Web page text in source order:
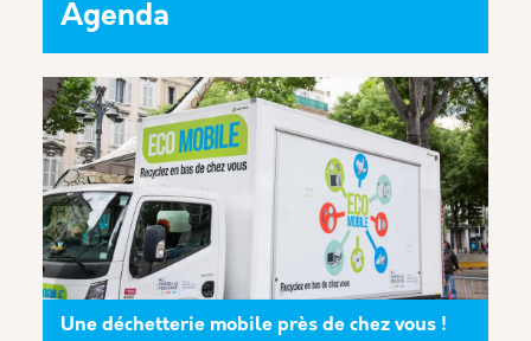
Agenda
Une déchetterie mobile près de chez vous !